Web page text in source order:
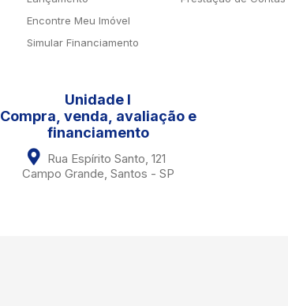
Encontre Meu Imóvel
Simular Financiamento
Unidade I
Compra, venda, avaliação e
financiamento
Rua Espírito Santo, 121
Campo Grande, Santos - SP